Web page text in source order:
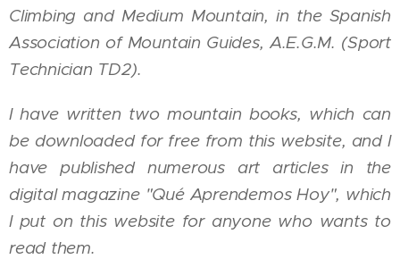
Climbing and Medium Mountain, in the Spanish
Association of Mountain Guides, A.E.G.M. (Sport
Technician TD2).
I have written two mountain books, which can
be downloaded for free from this website, and I
have published numerous art articles in the
digital magazine "Qué Aprendemos Hoy", which
I put on this website for anyone who wants to
read them.